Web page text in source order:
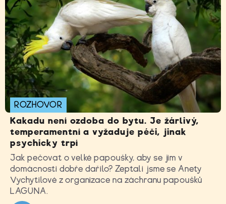
ROZHOVOR
Kakadu není ozdoba do bytu. Je žárlivý,
temperamentní a vyžaduje péči, jinak
psychicky trpí
Jak pečovat o velké papoušky, aby se jim v
domácnosti dobře dařilo? Zeptali jsme se Anety
Vychytilové z organizace na záchranu papoušků
LAGUNA.